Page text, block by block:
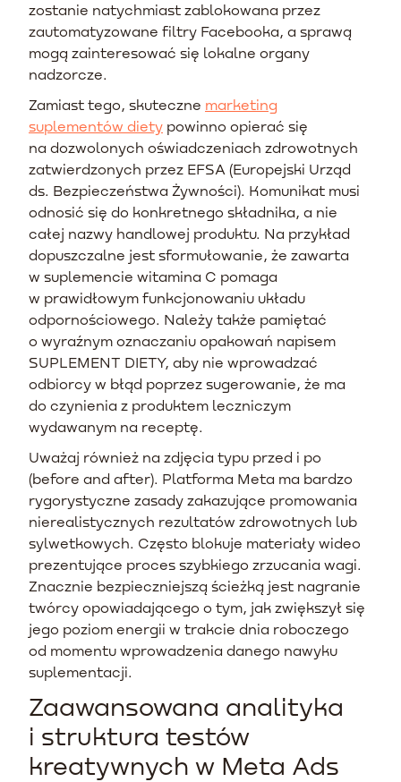
zostanie natychmiast zablokowana przez
zautomatyzowane filtry Facebooka, a sprawą
mogą zainteresować się lokalne organy
nadzorcze.
Zamiast tego, skuteczne marketing
suplementów diety powinno opierać się
na dozwolonych oświadczeniach zdrowotnych
zatwierdzonych przez EFSA (Europejski Urząd
ds. Bezpieczeństwa Żywności). Komunikat musi
odnosić się do konkretnego składnika, a nie
całej nazwy handlowej produktu. Na przykład
dopuszczalne jest sformułowanie, że zawarta
w suplemencie witamina C pomaga
w prawidłowym funkcjonowaniu układu
odpornościowego. Należy także pamiętać
o wyraźnym oznaczaniu opakowań napisem
SUPLEMENT DIETY, aby nie wprowadzać
odbiorcy w błąd poprzez sugerowanie, że ma
do czynienia z produktem leczniczym
wydawanym na receptę.
Uważaj również na zdjęcia typu przed i po
(before and after). Platforma Meta ma bardzo
rygorystyczne zasady zakazujące promowania
nierealistycznych rezultatów zdrowotnych lub
sylwetkowych. Często blokuje materiały wideo
prezentujące proces szybkiego zrzucania wagi.
Znacznie bezpieczniejszą ścieżką jest nagranie
twórcy opowiadającego o tym, jak zwiększył się
jego poziom energii w trakcie dnia roboczego
od momentu wprowadzenia danego nawyku
suplementacji.
Zaawansowana analityka
i struktura testów
kreatywnych w Meta Ads